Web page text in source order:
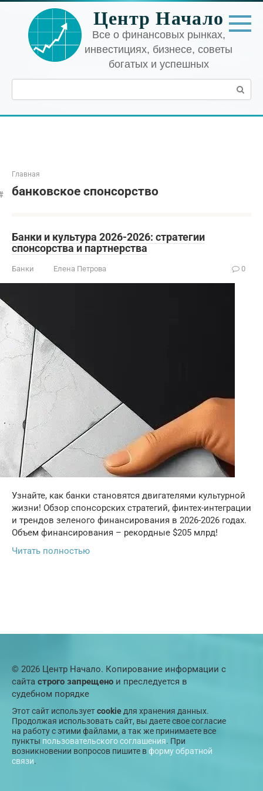
Перейти
контенту
Центр Начало
Все о финансовых рынках,
инвестициях, бизнесе, советы
богатых и успешных
Поиск:
Главная
банковское спонсорство
Банки и культура 2026-2026: стратегии
спонсорства и партнерства
Банки Елена Петрова 0
Узнайте, как банки становятся двигателями культурной
жизни! Обзор спонсорских стратегий, финтех-интеграции
и трендов зеленого финансирования в 2026-2026 годах.
Объем финансирования – рекордные $205 млрд!
Читать полностью
© 2026 Центр Начало. Копирование информации с
сайта строго запрещено и преследуется в
судебном порядке
Этот сайт используетcookie для хранения данных.
Продолжая использовать сайт, вы даете свое согласие
на работу с этими файлами, а так же принимаете все
пункты пользовательского соглашения. При
возникновении вопросов пишите вформу обратной
связи.